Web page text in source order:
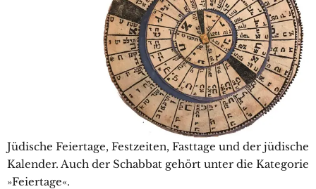
Jüdische Feiertage, Festzeiten, Fasttage und der jüdische
Kalender. Auch der Schabbat gehört unter die Kategorie
»Feiertage«.